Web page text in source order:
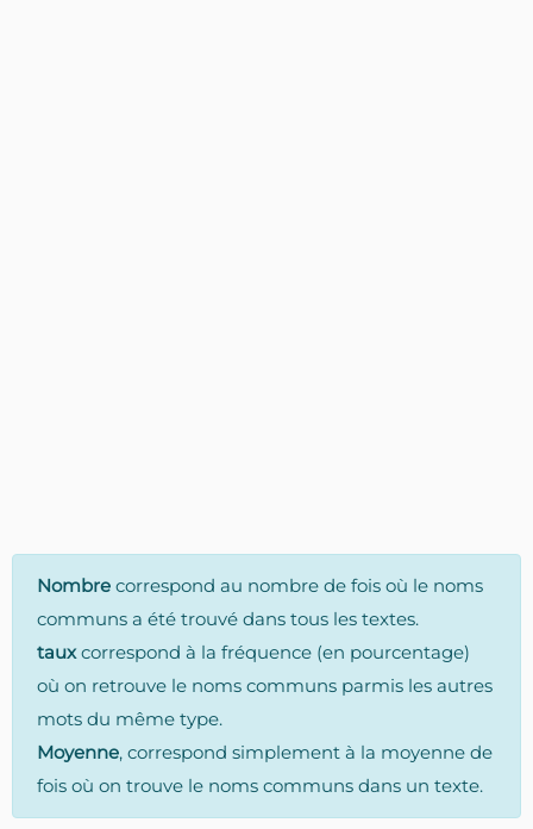
Nombre correspond au nombre de fois où le noms
communs a été trouvé dans tous les textes.
tauxcorrespond à la fréquence (en pourcentage)
où on retrouve le noms communs parmis les autres
mots du même type.
Moyenne, correspond simplement à la moyenne de
fois où on trouve le noms communs dans un texte.